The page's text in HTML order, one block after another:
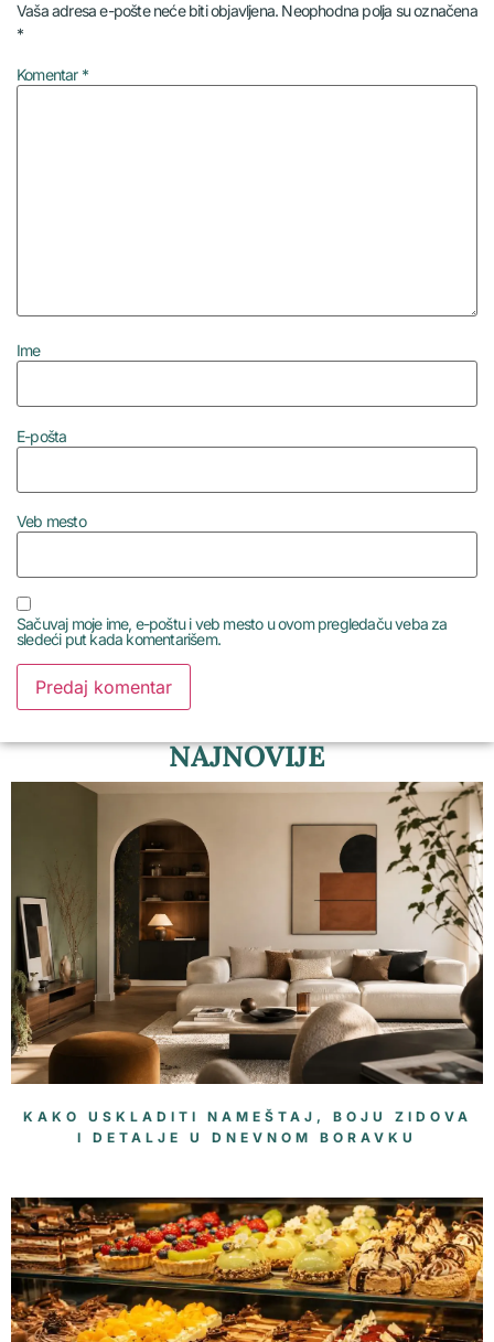
Vaša adresa e-pošte neće biti objavljena. Neophodna polja su označena
*
Komentar *
Ime
E-pošta
Veb mesto
Sačuvaj moje ime, e-poštu i veb mesto u ovom pregledaču veba za
sledeći put kada komentarišem.
NAJNOVIJE
KAKO USKLADITI NAMEŠTAJ, BOJU ZIDOVA
I DETALJE U DNEVNOM BORAVKU